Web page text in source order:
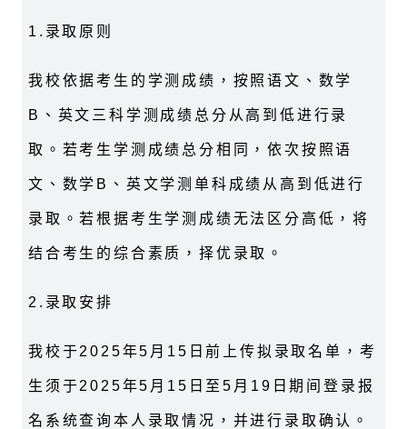
1. 录取原则
我校依据考生的学测成绩，按照语文、数学
B 、英文三科学测成绩总分从高到低进行录
取。若考生学测成绩总分相同，依次按照语
文、数学 B 、英文学测单科成绩从高到低进行
录取。若根据考生学测成绩无法区分高低，将
结合考生的综合素质，择优录取。
2. 录取安排
我校于2025年5 月 15 日前上传拟录取名单，考
生须于2025年5 月 15 日至5 月 19 日期间登录报
名系统查询本人录取情况，并进行录取确认。